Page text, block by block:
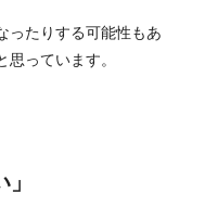
ったりする可能性もあ
っています。